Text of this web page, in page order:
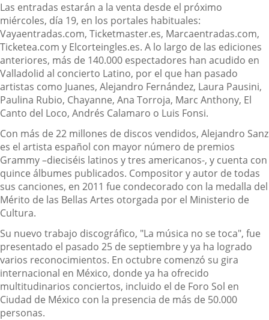
Las entradas estarán a la venta desde el próximo
miércoles, día 19, en los portales habituales:
Vayaentradas.com, Ticketmaster.es, Marcaentradas.com,
Ticketea.com y Elcorteingles.es. A lo largo de las ediciones
anteriores, más de 140.000 espectadores han acudido en
Valladolid al concierto Latino, por el que han pasado
artistas como Juanes, Alejandro Fernández, Laura Pausini,
Paulina Rubio, Chayanne, Ana Torroja, Marc Anthony, El
Canto del Loco, Andrés Calamaro o Luis Fonsi.
Con más de 22 millones de discos vendidos, Alejandro Sanz
es el artista español con mayor número de premios
Grammy –dieciséis latinos y tres americanos-, y cuenta con
quince álbumes publicados. Compositor y autor de todas
sus canciones, en 2011 fue condecorado con la medalla del
Mérito de las Bellas Artes otorgada por el Ministerio de
Cultura.
Su nuevo trabajo discográfico, "La música no se toca", fue
presentado el pasado 25 de septiembre y ya ha logrado
varios reconocimientos. En octubre comenzó su gira
internacional en México, donde ya ha ofrecido
multitudinarios conciertos, incluido el de Foro Sol en
Ciudad de México con la presencia de más de 50.000
personas.